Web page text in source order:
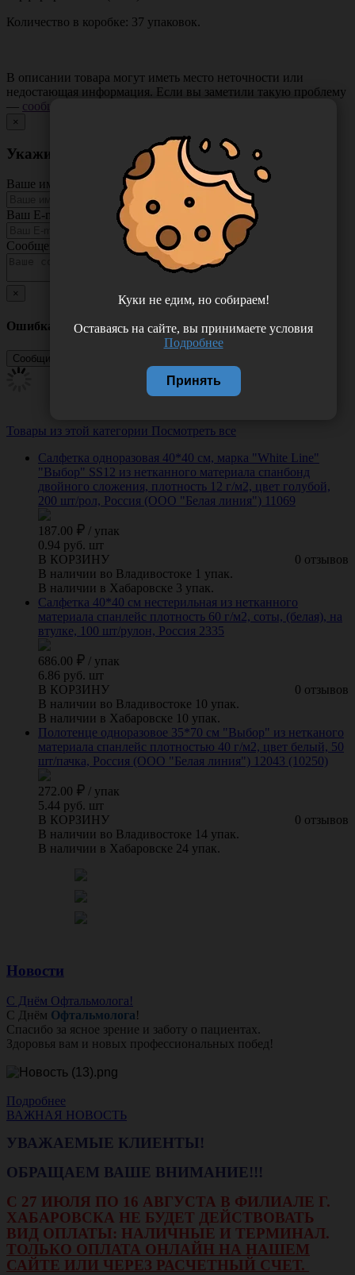
Количество в коробке: 37 упаковок.
В описании товара могут иметь место неточности или
недостающая информация. Если вы заметили такую проблему
— сообщите нам
×
Укажите неточность в описании товара
Ваше имя
Ваш E-mail
Сообщение
×
Ошибка
Товары из этой категории Посмотреть все
Салфетка одноразовая 40*40 см, марка "White Line"
"Выбор" SS12 из нетканного материала спанбонд
двойного сложения, плотность 12 г/м2, цвет голубой,
200 шт/рол, Россия (ООО "Белая линия") 11069
187.00 / упак
0.94 руб. шт
0 отзывов
В КОРЗИНУ
В наличии во Владивостоке 1 упак.
В наличии в Хабаровске 3 упак.
Салфетка 40*40 см нестерильная из нетканного
материала спанлейс плотность 60 г/м2, соты, (белая), на
втулке, 100 шт/рулон, Россия 2335
686.00 / упак
6.86 руб. шт
0 отзывов
В КОРЗИНУ
В наличии во Владивостоке 10 упак.
В наличии в Хабаровске 10 упак.
Полотенце одноразовое 35*70 см "Выбор" из нетканого
материала спанлейс плотностью 40 г/м2, цвет белый, 50
шт/пачка, Россия (ООО "Белая линия") 12043 (10250)
272.00 / упак
5.44 руб. шт
0 отзывов
В КОРЗИНУ
В наличии во Владивостоке 14 упак.
В наличии в Хабаровске 24 упак.
Новости
С Днём Офтальмолога!
С Днём Офтальмолога!
Спасибо за ясное зрение и заботу о пациентах.
Здоровья вам и новых профессиональных побед!
Подробнее
ВАЖНАЯ НОВОСТЬ
УВАЖАЕМЫЕ КЛИЕНТЫ!
ОБРАЩАЕМ ВАШЕ ВНИМАНИЕ!!!
С 27 ИЮЛЯ ПО 16 АВГУСТА В ФИЛИАЛЕ Г.
ХАБАРОВСКА НЕ БУДЕТ ДЕЙСТВОВАТЬ
ВИД ОПЛАТЫ: НАЛИЧНЫЕ И ТЕРМИНАЛ.
ТОЛЬКО ОПЛАТА ОНЛАЙН НА НАШЕМ
САЙТЕ ИЛИ ЧЕРЕЗ РАСЧЕТНЫЙ СЧЕТ.
Куки не едим, но собираем!
Оставаясь на сайте, вы принимаете условия
Подробнее
Принять